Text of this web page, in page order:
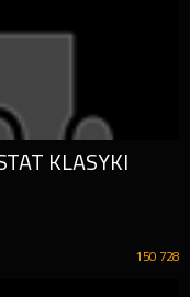
KLASYKI
150 728